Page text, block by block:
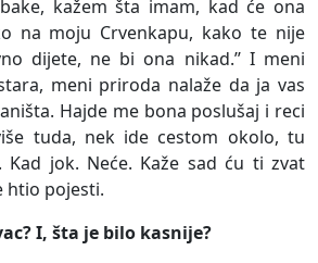
kažem šta imam, kad će ona
na moju Crvenkapu, kako te nije
dijete, ne bi ona nikad.’’ I meni
meni priroda nalaže da ja vas
Hajde me bona poslušaj i reci
tuda, nek ide cestom okolo, tu
jok. Neće. Kaže sad ću ti zvat
htio pojesti.
I, šta je bilo kasnije?